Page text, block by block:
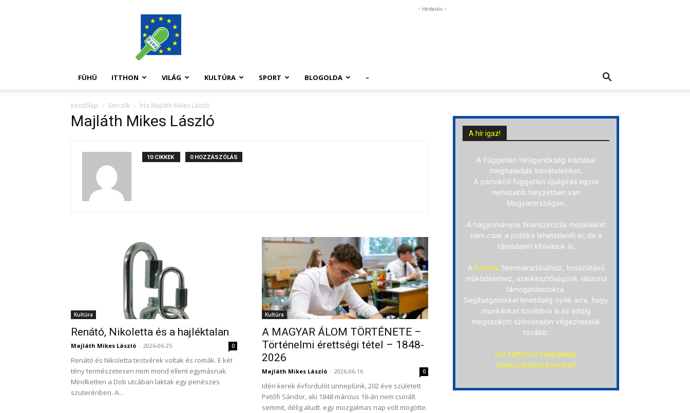
FüHü
- Hirdetés -
FÜHÜ ITTHON VILÁG KULTÚRA SPORT BLOGOLDA –
Kezdőlap Szerzők Írta Majláth Mikes László
Majláth Mikes László
10 CIKKEK 0 HOZZÁSZÓLÁS
Kultúra
Renátó, Nikoletta és a hajléktalan
Majláth Mikes László - 2026-06-25 0
Renátó és Nikoletta testvérek voltak és romák. E két
tény természetesen nem mond ellent egymásnak.
Mindketten a Dob utcában laktak egy penészes
szuterénben. A...
Kultúra
A MAGYAR ÁLOM TÖRTÉNETE –
Történelmi érettségi tétel – 1848-
2026
Majláth Mikes László - 2026-06-16 0
Idén kerek évfordulót ünneplünk, 202 éve született
Petőfi Sándor, aki 1848 március 16-án nem csinált
semmit, délig aludt. egy mozgalmas nap volt mögötte.
A hír igaz!
A Független Hírügynökség kiadásai
meghaladják bevételeinket.
A pártoktól független újságírás egyre
nehezebb helyzetben van
Magyarországon.
A hagyományos finanszírozás modelleket
nem csak a politika lehetetleníti el, de a
társadalmi kihívások is.
A fuhu.hu fennmaradásához, hosszútávú
működéséhez, szerkesztőségünk rászorul
támogatásotokra.
Segítségetekkel lehetőség nyílik arra, hogy
munkánkat továbbra is az eddig
megszokott színvonalon végezhessük
tovább.
Ide kattintva megtalálod
bankszámlaszámunkat!